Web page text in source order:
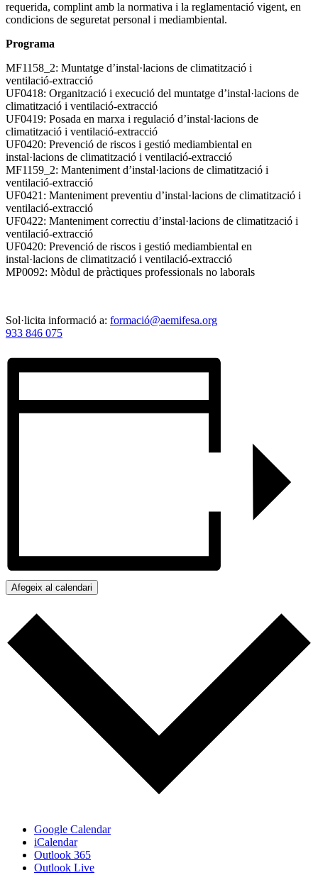
requerida, complint amb la normativa i la reglamentació vigent, en
condicions de seguretat personal i mediambiental.
Programa
MF1158_2: Muntatge d’instal·lacions de climatització i
ventilació-extracció
UF0418: Organització i execució del muntatge d’instal·lacions de
climatització i ventilació-extracció
UF0419: Posada en marxa i regulació d’instal·lacions de
climatització i ventilació-extracció
UF0420: Prevenció de riscos i gestió mediambiental en
instal·lacions de climatització i ventilació-extracció
MF1159_2: Manteniment d’instal·lacions de climatització i
ventilació-extracció
UF0421: Manteniment preventiu d’instal·lacions de climatització i
ventilació-extracció
UF0422: Manteniment correctiu d’instal·lacions de climatització i
ventilació-extracció
UF0420: Prevenció de riscos i gestió mediambiental en
instal·lacions de climatització i ventilació-extracció
MP0092: Mòdul de pràctiques professionals no laborals
Sol·licita informació a: formació@aemifesa.org
933 846 075
Afegeix al calendari
Google Calendar
iCalendar
Outlook 365
Outlook Live